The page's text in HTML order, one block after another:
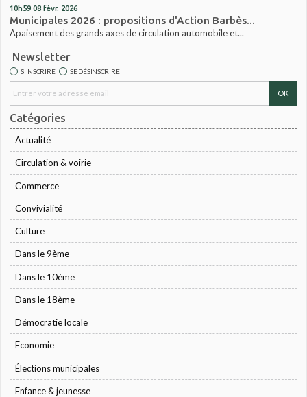
10h59 08 févr. 2026
Municipales 2026 : propositions d'Action Barbès...
Apaisement des grands axes de circulation automobile et...
Newsletter
S'INSCRIRE SE DÉSINSCRIRE
Catégories
Actualité
Circulation & voirie
Commerce
Convivialité
Culture
Dans le 9ème
Dans le 10ème
Dans le 18ème
Démocratie locale
Economie
Élections municipales
Enfance & jeunesse